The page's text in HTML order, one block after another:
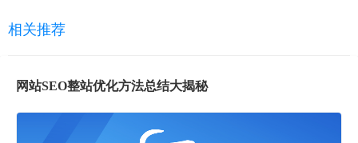
相关推荐
网站SEO整站优化方法总结大揭秘